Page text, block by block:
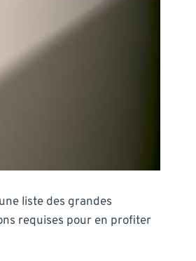
liste des grandes
requises pour en profiter